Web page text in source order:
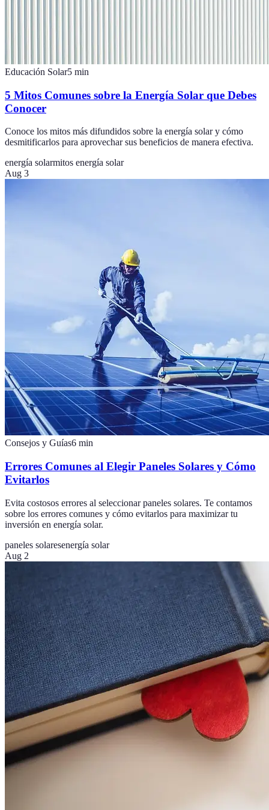
Educación Solar5 min
5 Mitos Comunes sobre la Energía Solar que Debes
Conocer
Conoce los mitos más difundidos sobre la energía solar y cómo
desmitificarlos para aprovechar sus beneficios de manera efectiva.
energía solarmitos energía solar
Aug 3
Consejos y Guías6 min
Errores Comunes al Elegir Paneles Solares y Cómo
Evitarlos
Evita costosos errores al seleccionar paneles solares. Te contamos
sobre los errores comunes y cómo evitarlos para maximizar tu
inversión en energía solar.
paneles solaresenergía solar
Aug 2